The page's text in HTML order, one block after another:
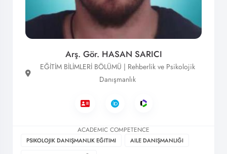
Arş. Gör. HASAN SARICI
EĞİTİM BİLİMLERİ BÖLÜMÜ | Rehberlik ve Psikolojik
Danışmanlık
ACADEMIC COMPETENCE
PSIKOLOJIK DANIŞMANLIK EĞITIMI
AILE DANIŞMANLIĞI